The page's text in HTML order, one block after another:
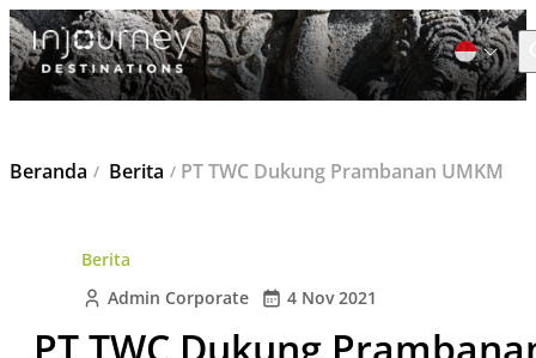
Cari
Beranda Berita PT TWC Dukung Prambanan UMKM Java Festival (Pujafest) 2021
Berita
Admin Corporate
4 Nov 2021